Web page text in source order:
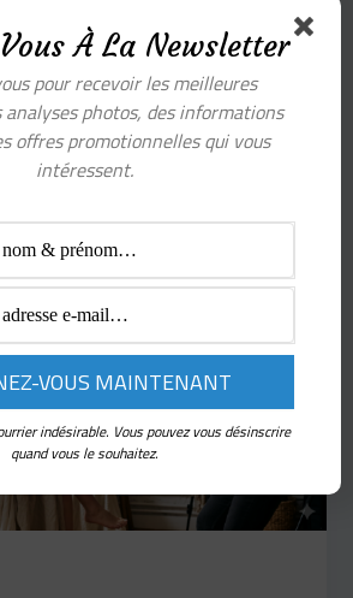
déroulement &
en 2026
votre œil en une œuvre
Tarifs réels, déroulement
À La Newsletter
pour recevoir les meilleures
photos, des informations
offres promotionnelles qui vous
intéressent.
indésirable. Vous pouvez vous désinscrire
quand vous le souhaitez.